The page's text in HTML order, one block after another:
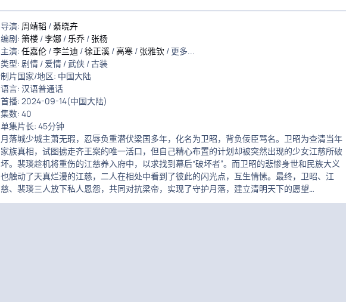
导演: 周靖韬 /綦晓卉
编剧: 箫楼 /李娜 / 乐乔 / 张杨
主演: 任嘉伦 /李兰迪 /徐正溪 /高寒 / 张雅钦 / 更多...
类型: 剧情 / 爱情 / 武侠 / 古装
制片国家/地区: 中国大陆
语言: 汉语普通话
首播: 2024-09-14(中国大陆)
集数: 40
单集片长: 45分钟
月落城少城主萧无瑕，忍辱负重潜伏梁国多年，化名为卫昭，背负佞臣骂名。卫昭为查清当年
家族真相，试图掳走齐王案的唯一活口，但自己精心布置的计划却被突然出现的少女江慈所破
坏。裴琰趁机将重伤的江慈养入府中，以求找到幕后“破坏者”。而卫昭的悲惨身世和民族大义
也触动了天真烂漫的江慈，二人在相处中看到了彼此的闪光点，互生情愫。最终，卫昭、江
慈、裴琰三人放下私人恩怨，共同对抗梁帝，实现了守护月落，建立清明天下的愿望…